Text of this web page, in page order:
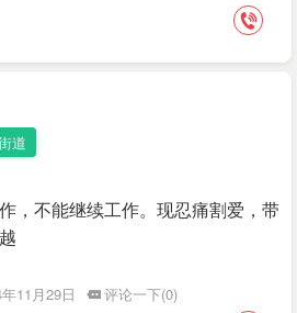
道
，不能继续工作。现忍痛割爱，带
11月29日
评论一下(0)